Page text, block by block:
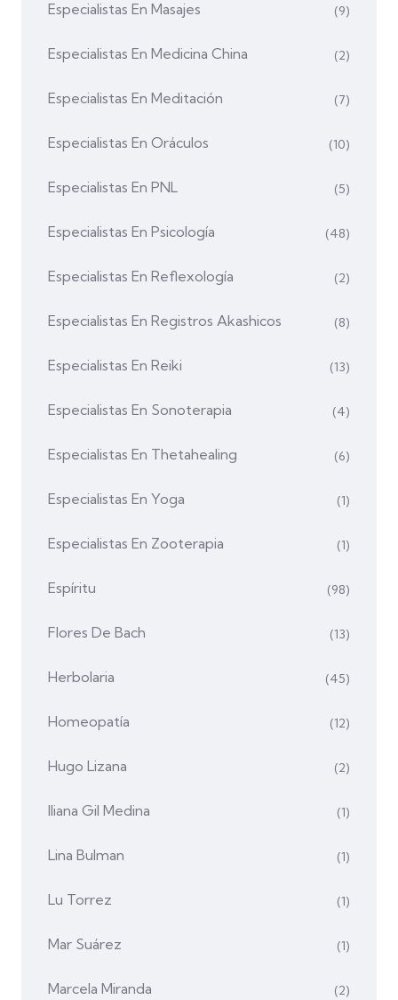
Especialistas En Masajes (9)
Especialistas En Medicina China (2)
Especialistas En Meditación (7)
Especialistas En Oráculos (10)
Especialistas En PNL (5)
Especialistas En Psicología (48)
Especialistas En Reflexología (2)
Especialistas En Registros Akashicos (8)
Especialistas En Reiki (13)
Especialistas En Sonoterapia (4)
Especialistas En Thetahealing (6)
Especialistas En Yoga (1)
Especialistas En Zooterapia (1)
Espíritu (98)
Flores De Bach (13)
Herbolaria (45)
Homeopatía (12)
Hugo Lizana (2)
Iliana Gil Medina (1)
Lina Bulman (1)
Lu Torrez (1)
Mar Suárez (1)
Marcela Miranda (2)